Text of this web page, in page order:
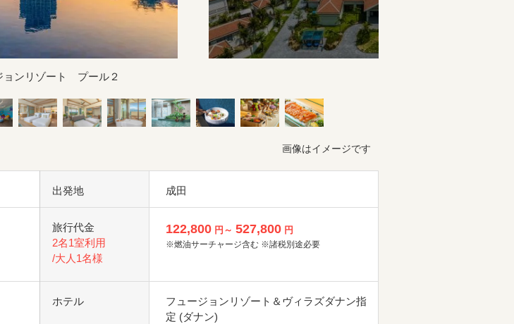
ョンリゾート プール２
画像はイメージです
出発地 成田
旅行代金
2名1室利用
/大人1名様
122,800 円～ 527,800 円
※燃油サーチャージ含む ※諸税別途必要
ホテル
フュージョンリゾート＆ヴィラズダナン指
定 (ダナン)